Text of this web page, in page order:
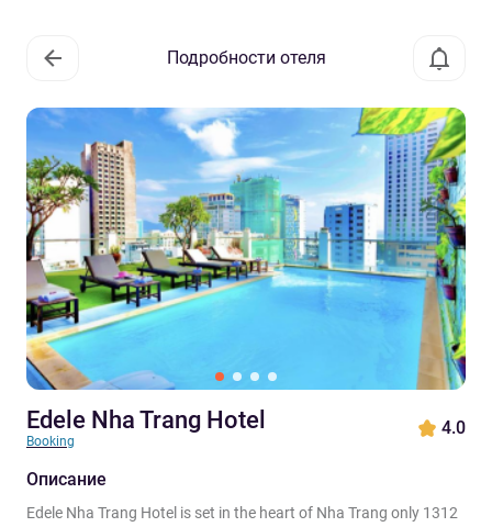
Подробности отеля
Edele Nha Trang Hotel
Booking
4.0
Описание
Edele Nha Trang Hotel is set in the heart of Nha Trang only 1312